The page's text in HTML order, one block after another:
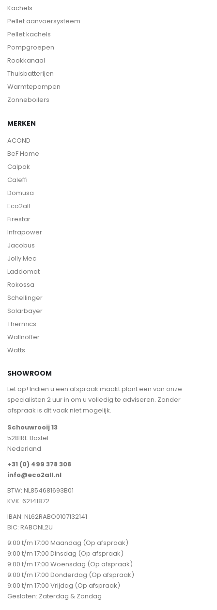
Kachels
Pellet aanvoersysteem
Pellet kachels
Pompgroepen
Rookkanaal
Thuisbatterijen
Warmtepompen
Zonneboilers
MERKEN
ACOND
BeF Home
Calpak
Caleffi
Domusa
Eco2all
Firestar
Infrapower
Jacobus
Jolly Mec
Laddomat
Rokossa
Schellinger
Solarbayer
Thermics
Wallnöffer
Watts
SHOWROOM
Let op! Indien u een afspraak maakt plant een van onze
specialisten 2 uur in om u volledig te adviseren. Zonder
afspraak is dit vaak niet mogelijk.
Schouwrooij 13
5281RE Boxtel
Nederland
+31 (0) 499 378 308
info@eco2all.nl
BTW: NL854681693B01
KVK: 62141872
IBAN: NL62RABO0107132141
BIC: RABONL2U
9:00 t/m 17:00 Maandag (Op afspraak)
9:00 t/m 17:00 Dinsdag (Op afspraak)
9:00 t/m 17:00 Woensdag (Op afspraak)
9:00 t/m 17:00 Donderdag (Op afspraak)
9:00 t/m 17:00 Vrijdag (Op afspraak)
Gesloten: Zaterdag & Zondag